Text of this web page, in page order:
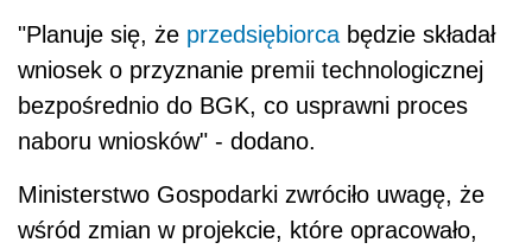
"Planuje się, że przedsiębiorca będzie składał
wniosek o przyznanie premii technologicznej
bezpośrednio do BGK, co usprawni proces
naboru wniosków" - dodano.
Ministerstwo Gospodarki zwróciło uwagę, że
wśród zmian w projekcie, które opracowało,